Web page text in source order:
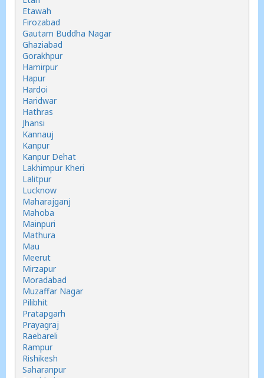
Etawah
Firozabad
Gautam Buddha Nagar
Ghaziabad
Gorakhpur
Hamirpur
Hapur
Hardoi
Haridwar
Hathras
Jhansi
Kannauj
Kanpur
Kanpur Dehat
Lakhimpur Kheri
Lalitpur
Lucknow
Maharajganj
Mahoba
Mainpuri
Mathura
Mau
Meerut
Mirzapur
Moradabad
Muzaffar Nagar
Pilibhit
Pratapgarh
Prayagraj
Raebareli
Rampur
Rishikesh
Saharanpur